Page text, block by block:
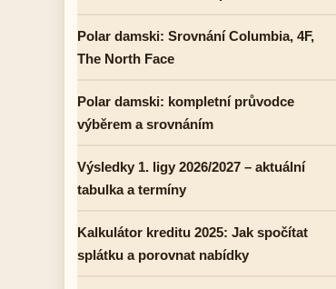
Polar damski: Srovnání Columbia, 4F,
The North Face
Polar damski: kompletní průvodce
výběrem a srovnáním
Výsledky 1. ligy 2026/2027 – aktuální
tabulka a termíny
Kalkulátor kreditu 2025: Jak spočítat
splátku a porovnat nabídky